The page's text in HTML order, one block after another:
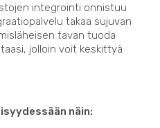
integrointi onnistuu
takaa sujuvan
tavan tuoda
jolloin voit keskittyä
näin: